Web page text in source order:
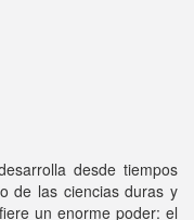
desde tiempos
de las ciencias duras y
un enorme poder: el